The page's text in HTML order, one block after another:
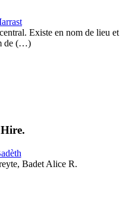
Existe en nom de lieu et
de (…)
Badet Alice R.